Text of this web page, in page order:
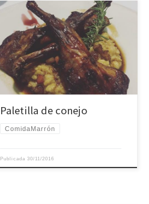
Paletilla de conejo
ComidaMarrón
Publicada30/11/2016